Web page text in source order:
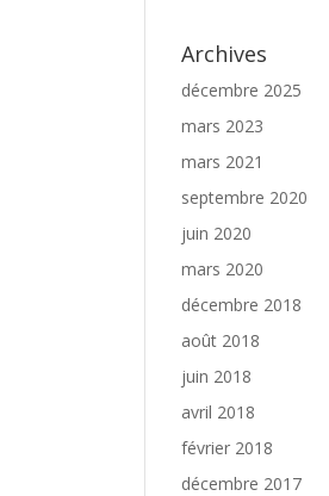
Archives
décembre 2025
mars 2023
mars 2021
septembre 2020
juin 2020
mars 2020
décembre 2018
août 2018
juin 2018
avril 2018
février 2018
décembre 2017